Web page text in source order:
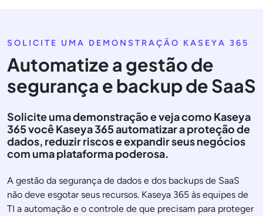
SOLICITE UMA DEMONSTRAÇÃO KASEYA 365
Automatize a gestão de
segurança e backup de SaaS
Solicite uma demonstração e veja como Kaseya
365 você Kaseya 365 automatizar a proteção de
dados, reduzir riscos e expandir seus negócios
com uma plataforma poderosa.
A gestão da segurança de dados e dos backups de SaaS
não deve esgotar seus recursos. Kaseya 365 às equipes de
TI a automação e o controle de que precisam para proteger